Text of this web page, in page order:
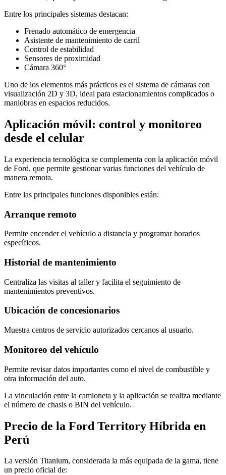
Entre los principales sistemas destacan:
Frenado automático de emergencia
Asistente de mantenimiento de carril
Control de estabilidad
Sensores de proximidad
Cámara 360°
Uno de los elementos más prácticos es el sistema de cámaras con
visualización 2D y 3D, ideal para estacionamientos complicados o
maniobras en espacios reducidos.
Aplicación móvil: control y monitoreo
desde el celular
La experiencia tecnológica se complementa con la aplicación móvil
de Ford, que permite gestionar varias funciones del vehículo de
manera remota.
Entre las principales funciones disponibles están:
Arranque remoto
Permite encender el vehículo a distancia y programar horarios
específicos.
Historial de mantenimiento
Centraliza las visitas al taller y facilita el seguimiento de
mantenimientos preventivos.
Ubicación de concesionarios
Muestra centros de servicio autorizados cercanos al usuario.
Monitoreo del vehículo
Permite revisar datos importantes como el nivel de combustible y
otra información del auto.
La vinculación entre la camioneta y la aplicación se realiza mediante
el número de chasis o BIN del vehículo.
Precio de la Ford Territory Híbrida en
Perú
La versión Titanium, considerada la más equipada de la gama, tiene
un precio oficial de: